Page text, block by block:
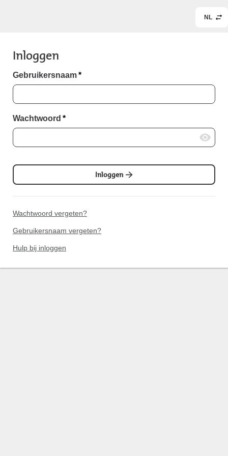
NL
Inloggen
Gebruikersnaam*
Wachtwoord *
Inloggen
Wachtwoord vergeten?
Gebruikersnaam vergeten?
Hulp bij inloggen